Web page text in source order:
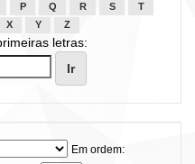
P Q R S
T
X Y Z
letras:
Em ordem: